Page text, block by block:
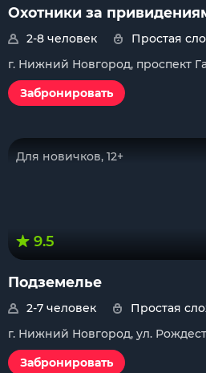
Охотники за
2-8 человек
Простая
г. Нижний Новгород, проспект
Забронировать
Для новичков, 12+
9.5
Подземелье
2-7 человек
Простая
г. Нижний Новгород, ул.
Забронировать